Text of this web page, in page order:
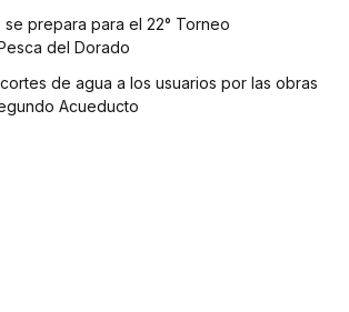
se prepara para el 22° Torneo
del Dorado
de agua a los usuarios por las obras
Acueducto